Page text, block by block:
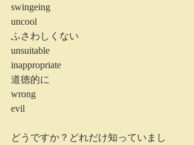
swingeing
uncool
ふさわしくない
unsuitable
inappropriate
道徳的に
wrong
evil
どうですか？どれだけ知っていまし